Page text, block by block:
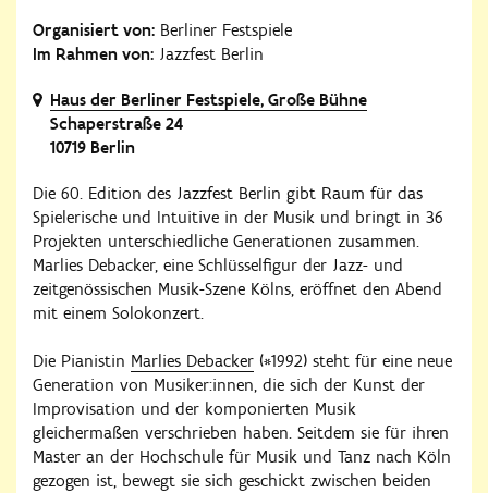
Organisiert von: Berliner Festspiele
Im Rahmen von: Jazzfest Berlin
Haus der Berliner Festspiele, Große Bühne
Schaperstraße 24
10719 Berlin
Die 60. Edition des Jazzfest Berlin gibt Raum für das
Spielerische und Intuitive in der Musik und bringt in 36
Projekten unterschiedliche Generationen zusammen.
Marlies Debacker, eine Schlüsselfigur der Jazz- und
zeitgenössischen Musik-Szene Kölns, eröffnet den Abend
mit einem Solokonzert.
Die Pianistin Marlies Debacker (*1992) steht für eine neue
Generation von Musiker:innen, die sich der Kunst der
Improvisation und der komponierten Musik
gleichermaßen verschrieben haben. Seitdem sie für ihren
Master an der Hochschule für Musik und Tanz nach Köln
gezogen ist, bewegt sie sich geschickt zwischen beiden